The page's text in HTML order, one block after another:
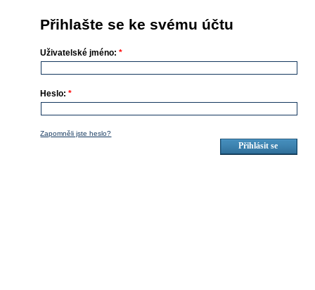
Přihlašte se ke svému účtu
Uživatelské jméno:*
Heslo:*
Zapomněli jste heslo?